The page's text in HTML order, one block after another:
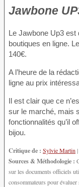
Jawbone
Le Jawbone Up3 est
boutiques en ligne.
140€.
A l’heure de la
ligne au prix
Il est clair que ce
sur le marché, mais
fonctionnalités qu’il
bijou.
Critique de : Sylvie Martin|
Sources & Méthodologie :
sur les documents officiels
consommateurs pour